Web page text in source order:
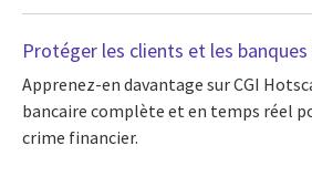
Protéger les clients et les banques
Apprenez-en davantage sur CGI
bancaire complète et en temps réel
crime financier.